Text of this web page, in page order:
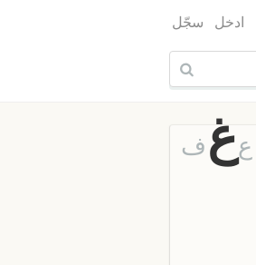
ادخل سجّل
عغف